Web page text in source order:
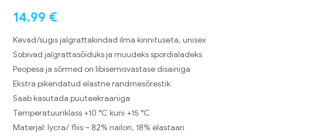
14.99 €
Kevad/sügis jalgrattakindad ilma kinnituseta, unisex
Sobivad jalgrattasõiduks ja muudeks spordialadeks
Peopesa ja sõrmed on libisemisvastase disainiga
Ekstra pikendatud elastne randmesõrestik
Saab kasutada puuteekraaniga
Temperatuuriklass +10 °C kuni +15 °C
Materjal: lycra/ fliis – 82% nailon, 18% elastaan